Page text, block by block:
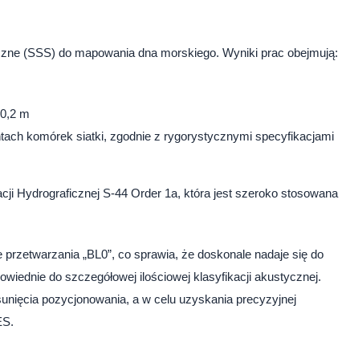
(SSS) do mapowania dna morskiego. Wyniki prac obejmują:
m
komórek siatki, zgodnie z rygorystycznymi specyfikacjami
Hydrograficznej S-44 Order 1a, która jest szeroko stosowana
„BL0”, co sprawia, że doskonale nadaje się do
do szczegółowej ilościowej klasyfikacji akustycznej.
pozycjonowania, a w celu uzyskania precyzyjnej